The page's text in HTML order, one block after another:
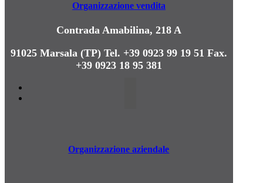
Organizzazione vendita
Contrada Amabilina, 218 A
91025 Marsala (TP)Tel. +39 0923 99 19 51 Fax.
+39 0923 18 95 381
Organizzazione aziendale